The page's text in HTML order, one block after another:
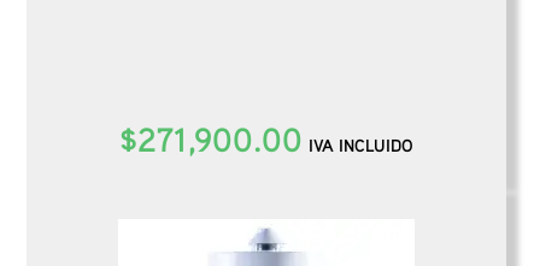
$271,900.00 IVA INCLUIDO